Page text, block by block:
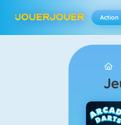
Action